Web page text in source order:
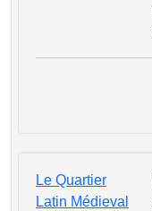
Le Quartier
Latin Médieval